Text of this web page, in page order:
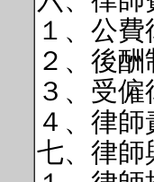
１、公
２、後
３、受
４、律
七、律師